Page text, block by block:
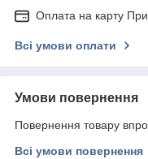
Оплата на карту
Всі умови оплати
Умови повернення
Повернення товару
Всі умови повернення